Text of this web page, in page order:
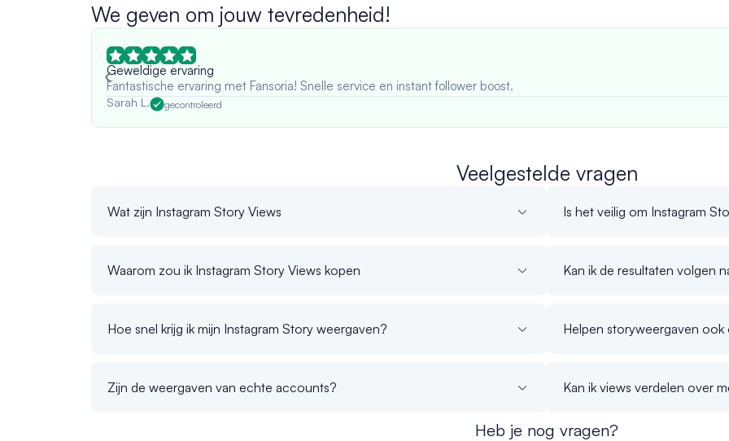
We geven om jouw tevredenheid!
Geweldige ervaring
Fantastische ervaring met Fansoria! Snelle service en instant follower boost.
Sarah L. gecontroleerd
Veelgestelde vragen
Wat zijn Instagram Story Views
Waarom zou ik Instagram Story Views kopen
Hoe snel krijg ik mijn Instagram Story weergaven?
Zijn de weergaven van echte accounts?
Is het veilig om Instagram
Kan ik de resultaten volgen
Helpen storyweergaven
Kan ik views verdelen over
Heb je nog vragen?